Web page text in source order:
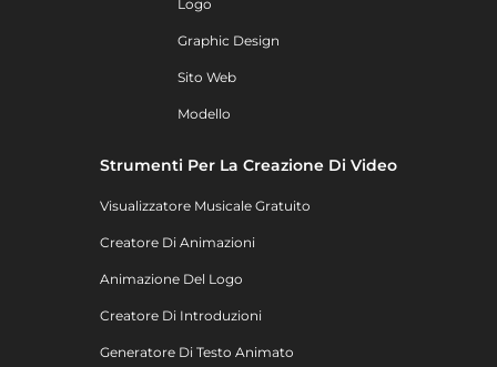
Logo
Graphic Design
Sito Web
Modello
Strumenti Per La Creazione Di Video
Visualizzatore Musicale Gratuito
Creatore Di Animazioni
Animazione Del Logo
Creatore Di Introduzioni
Generatore Di Testo Animato